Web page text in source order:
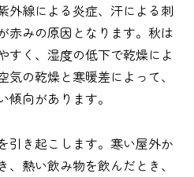
外線による炎症、汗による刺
赤みの原因となります。秋は
すく、湿度の低下で乾燥によ
の乾燥と寒暖差によって、
向があります。
引き起こします。寒い屋外か
、熱い飲み物を飲んだとき、